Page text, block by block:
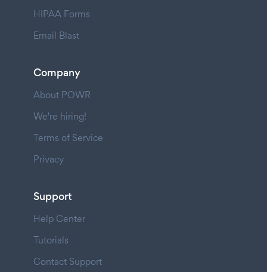
HIPAA Forms
Email Blast
Company
About POWR
We're hiring!
Terms of Service
Privacy
Support
Help Center
Tutorials
Contact Support